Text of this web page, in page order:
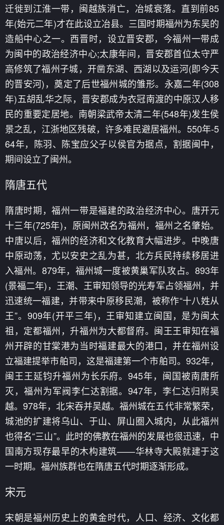
迁徙到江淮一带，闽越族消亡，冶城衰落。直到前85
年(始元二年)才在此设立冶县。三国时期福州为东吴的
造船中心之一。西晋时，设立晋安郡，今福州一带成
为闽中的政治经济中心;太康年间，晋安郡首位太守严
高修筑了福州子城，开凿东湖、西湖以及运河(即今天
的晋安河)，奠定了后世福州城的雏形。永嘉二年(308
年)五胡乱华之际，晋安郡成为衣冠南渡的中原汉人移
民的重要定居地。南朝梁武帝太清二年(548年)发生侯
景之乱，江浙地区残破，许多难民避居福州。550年-5
64年，陈羽、陈宝应父子以侯官为据点，割据闽中，
期间设立了闽州。
隋唐五代
隋唐时期，福州一带是福建的政治经济中心。唐开元
十三年(725年)，原闽州改名为福州，福州之名肇始。
中唐以后，福州的经济和文化教育大幅进步。中晚唐
中原动荡，尤以安史之乱为甚，北方兵民持续移居进
入福州。879年，福州城一度被黄巢军队攻占。893年
(景福二年)，王潮、王审知领导的光寿军占领福州，并
迅速统一福建，并带来中原移民潮，被称作“十八姓从
王”。909年(开平三年)，王审知建立闽国，是为闽太
祖，定都福州，升福州为大都督府。闽王王审知在福
州开辟的甘棠港为当时福建最大的港口，并在福州设
立福建提举市舶司，这是福建第一个市舶司。932年，
闽王王延钧升福州为长乐府。945年，闽国被南唐所
灭，福州为军阀李仁达割据。947年，李仁达归附吴
越。978年，北宋吞并吴越。福州城在五代非常繁荣，
城池的扩建将乌山、于山、屏山圈入城内，从此福州
也得名“三山”。此时的佛教在福州的发展也很迅速，中
国南方现存最早的木构建筑——华林寺大殿就建于这
一时期。福州族群也在隋唐五代时期逐渐形成。
宋元
宋朝是福州历史上的黄金时代，人口、经济、文化都